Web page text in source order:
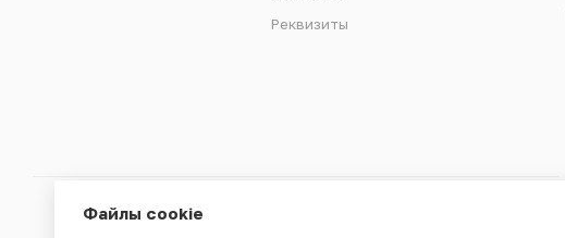
Реквизиты
Файлы cookie